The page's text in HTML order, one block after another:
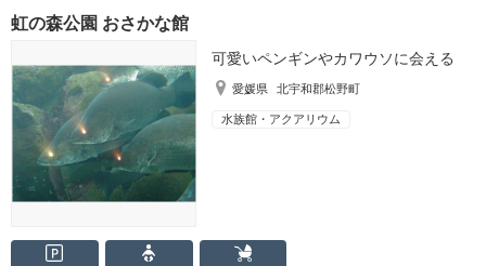
虹の森公園 おさかな館
可愛いペンギンやカワウソに会える
愛媛県 北宇和郡松野町
水族館・アクアリウム